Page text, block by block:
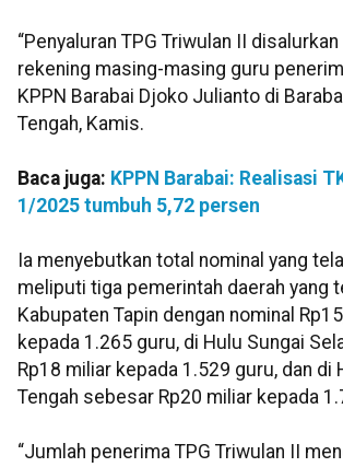
“Penyaluran TPG Triwulan II
rekening masing-masing guru
KPPN Barabai Djoko Julianto di
Tengah, Kamis.
Baca juga: KPPN Barabai: Realisasi
1/2025 tumbuh 5,72 persen
Ia menyebutkan total nominal yang
meliputi tiga pemerintah daerah yang
Kabupaten Tapin dengan nominal
kepada 1.265 guru, di Hulu Sungai
Rp18 miliar kepada 1.529 guru, dan di
Tengah sebesar Rp20 miliar kepada
“Jumlah penerima TPG Triwulan II